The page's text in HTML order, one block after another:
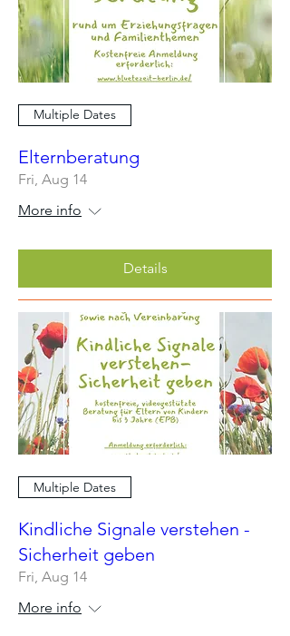
Multiple Dates
Elternberatung
Fri, Aug 14
More info
Details
Multiple Dates
Kindliche Signale verstehen -
Sicherheit geben
Fri, Aug 14
More info